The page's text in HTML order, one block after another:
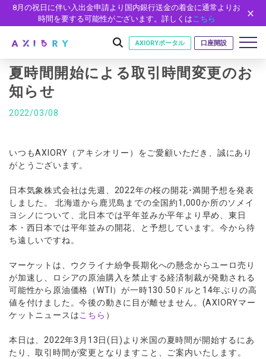
8月の祝日に伴い入出金申請より国内銀行送金の着金に通常よりお
時間を要する可能性がございます。詳しくはこちら
はじめに
ライセンス
安全性
取引商品
現物株式
ETF
株式CFD
株価指数CFD
エネルギーCFD
貴金属CFD
ソフトコモディティCFD
NEW
バトルCFD
取引条件
ゼロカットとロスカット
スワップとロールオーバー
入出金方法
レバレッジ
NEW
約定率
取引時間
取引計算シミュレーター
注文執行ポリシー
経済指標・予測カレンダー
休眠口座と凍結口座
口座
口座タイプ
法人のお客様
ゼロ口座
NEW
ウォレット口座
NEW
口座開設フォーム
必要書類
開設方法
プラットフォーム
MT5
MT4
AXIORYアプリ
AXIORYポータル
ツール
MT4/MT5 ヒストリカルデータ
EA(エキスパートアドバイザー)
カスタムインジケーター
日本時間表示インジケータ
ストライク インジケータ
MQLシグナル
NEW
パートナー
パートナーシップ・プログラム
特別・VIPプログラム
NEW
ニュース
お知らせ
マーケットニュース
コーポレートニュース
トレードガイド
NEW
企業情報
会社概要
役員紹介
よくあるご質問
日本語
عربى
English
Русский
デモ口座を開設する
AXIORYポータル 口座開設
夏時間開始による取引時間変更のお
知らせ
2022/03/08
いつもAXIORY（アキシオリー）をご愛顧いただき、誠にあり
がとうございます。
日本気象株式会社は先週、2022年の桜の開花･満開予想を発表
しました。 北海道から鹿児島までの全国約1,000か所のソメイ
ヨシノについて、北日本では平年並みか平年より早め、東日
本・西日本では平年並みの開花、と予想しています。今から待
ち遠しいですね。
マーケットは、ウクライナ紛争長期化への懸念からユーロ売り
が加速し、ロシアの原油購入を禁止する経済制裁が発動される
可能性から原油価格（WTI）が一時130.50ドルと14年ぶりの高
値を付けました。今後の動きに目が離せません。(AXIORYマー
ケットニュースはこちら ）
本日は、2022年3月13日(日)より米国の夏時間が開始するにあ
たり、取引時間が変更となりますこと、ご案内いたします。